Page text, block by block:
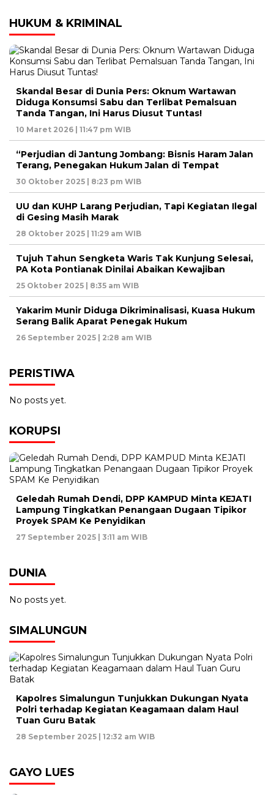
HUKUM & KRIMINAL
Skandal Besar di Dunia Pers: Oknum Wartawan
Diduga Konsumsi Sabu dan Terlibat Pemalsuan
Tanda Tangan, Ini Harus Diusut Tuntas!
10 Maret 2026 | 11:47 pm WIB
“Perjudian di Jantung Jombang: Bisnis Haram Jalan
Terang, Penegakan Hukum Jalan di Tempat
30 Oktober 2025 | 8:23 pm WIB
UU dan KUHP Larang Perjudian, Tapi Kegiatan Ilegal
di Gesing Masih Marak
28 Oktober 2025 | 11:29 am WIB
Tujuh Tahun Sengketa Waris Tak Kunjung Selesai,
PA Kota Pontianak Dinilai Abaikan Kewajiban
25 Oktober 2025 | 8:35 am WIB
Yakarim Munir Diduga Dikriminalisasi, Kuasa Hukum
Serang Balik Aparat Penegak Hukum
26 September 2025 | 2:28 am WIB
PERISTIWA
No posts yet.
KORUPSI
Geledah Rumah Dendi, DPP KAMPUD Minta KEJATI
Lampung Tingkatkan Penangaan Dugaan Tipikor
Proyek SPAM Ke Penyidikan
27 September 2025 | 3:11 am WIB
DUNIA
No posts yet.
SIMALUNGUN
Kapolres Simalungun Tunjukkan Dukungan Nyata
Polri terhadap Kegiatan Keagamaan dalam Haul
Tuan Guru Batak
28 September 2025 | 12:32 am WIB
GAYO LUES